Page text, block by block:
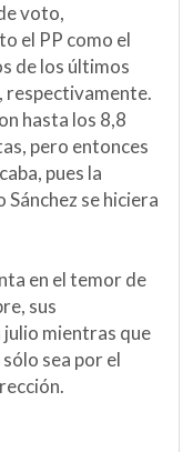
voto,
el PP como el
de los últimos
respectivamente.
hasta los 8,8
pero entonces
pues la
se hiciera
en el temor de
sus
mientras que
sea por el